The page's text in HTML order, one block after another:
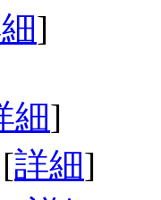
]
細]
[詳細]